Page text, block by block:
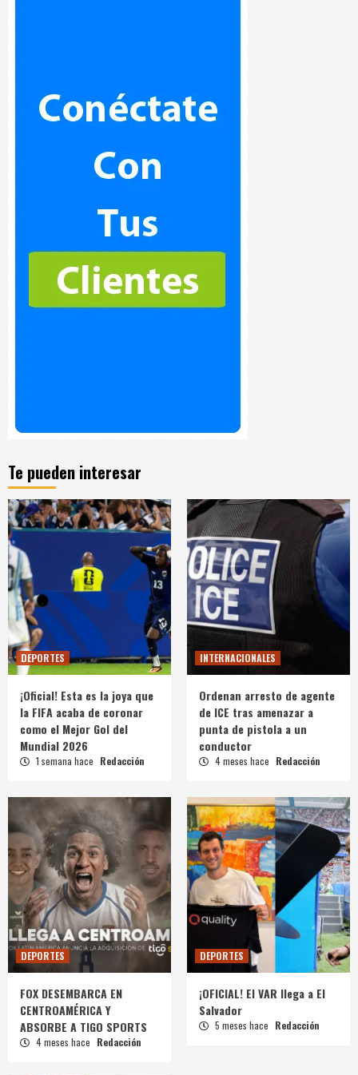
Te pueden interesar
DEPORTES
¡Oficial! Esta es la joya que
la FIFA acaba de coronar
como el Mejor Gol del
Mundial 2026
1 semana hace Redacción
INTERNACIONALES
Ordenan arresto de agente
de ICE tras amenazar a
punta de pistola a un
conductor
4 meses hace Redacción
DEPORTES
FOX DESEMBARCA EN
CENTROAMÉRICA Y
ABSORBE A TIGO SPORTS
4 meses hace Redacción
DEPORTES
¡OFICIAL! El VAR llega a El
Salvador
5 meses hace Redacción